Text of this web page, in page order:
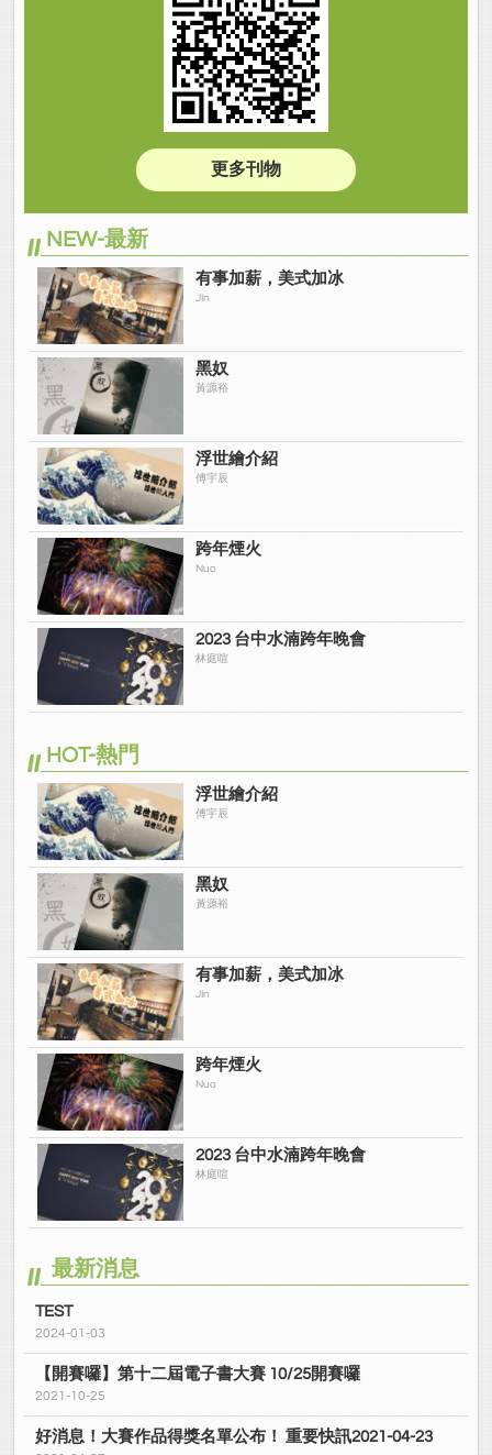
更多刊物
NEW-最新
有事加薪，美式加冰
JIn
黑奴
黃源裕
浮世繪介紹
傅宇辰
跨年煙火
Nuo
2023 台中水湳跨年晚會
林庭喧
HOT-熱門
浮世繪介紹
傅宇辰
黑奴
黃源裕
有事加薪，美式加冰
JIn
跨年煙火
Nuo
2023 台中水湳跨年晚會
林庭喧
最新消息
TEST
2024-01-03
【開賽囉】第十二屆電子書大賽 10/25開賽囉
2021-10-25
好消息！大賽作品得獎名單公布！ 重要快訊2021-04-23